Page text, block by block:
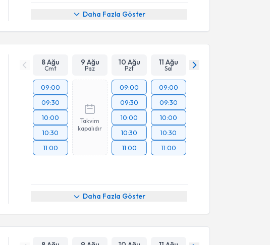
Daha Fazla Göster
8 Ağu
Cmt
9 Ağu
Paz
10 Ağu
Pzt
11 Ağu
Sal
09:00
09:30
10:00
10:30
11:00
Takvim
kapalıdır
09:00
09:30
10:00
10:30
11:00
09:00
09:30
10:00
10:30
11:00
Daha Fazla Göster